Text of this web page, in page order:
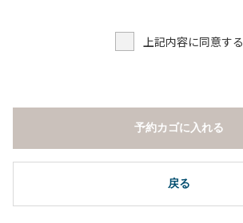
上記内容に同意する
戻る
予約カゴに入れる